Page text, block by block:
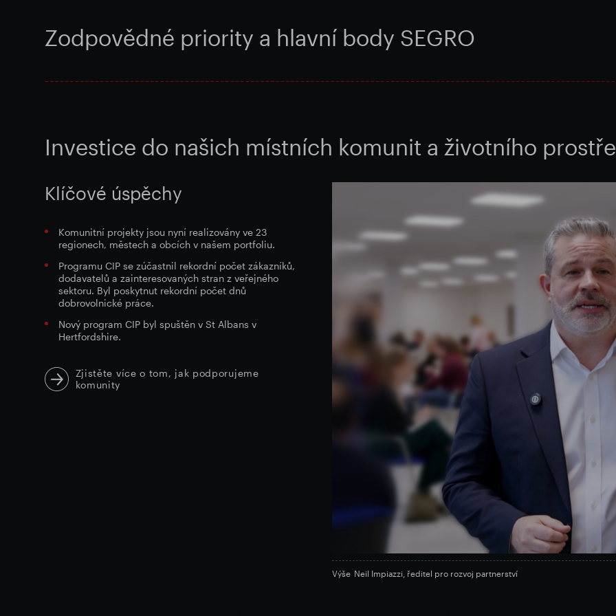
Zodpovědné priority a hlavní body SEGRO
Investice do našich místních komunit a životního
Klíčové úspěchy
Komunitní projekty jsou nyní realizovány ve 23
regionech, městech a obcích v našem portfoliu.
Programu CIP se zúčastnil rekordní počet zákazníků,
dodavatelů a zainteresovaných stran z veřejného
sektoru. Byl poskytnut rekordní počet dnů
dobrovolnické práce.
Nový program CIP byl spuštěn v St Albans v
Hertfordshire.
Zjistěte více o tom, jak podporujeme
komunity
Výše Neil Impiazzi, ředitel pro rozvoj partnerství